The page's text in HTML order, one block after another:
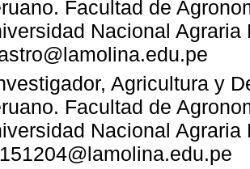
Facultad de
Nacional Agraria
Agricultura y
Facultad de
Nacional Agraria